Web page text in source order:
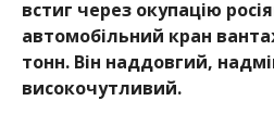
встиг через окупацію
автомобільний кран
тонн. Він наддовгий,
високочутливий.